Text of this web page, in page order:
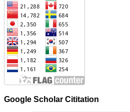
Google Scholar Cititation